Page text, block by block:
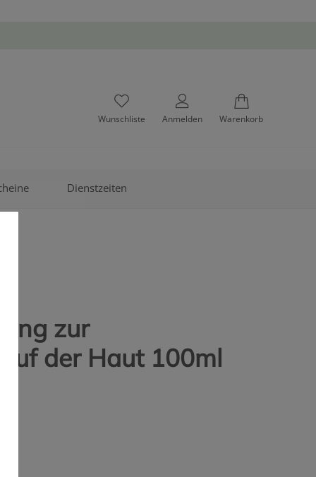
Wunschliste Anmelden Warenkorb
Dienstzeiten
zur
der Haut 100ml